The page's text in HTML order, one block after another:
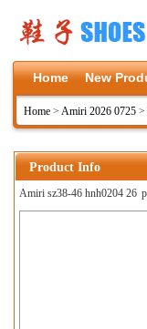
Home New
Home > Amiri 2026 0725 >
Product Info
Amiri sz38-46 hnh0204 26